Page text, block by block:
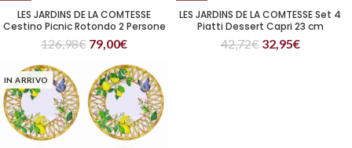
LES JARDINS DE LA COMTESSE
Cestino Picnic Rotondo 2 Persone
Tuileries
126,98€ 79,00€
LES JARDINS DE LA COMTESSE Set 4
Piatti Dessert Capri 23 cm
42,72€ 32,95€
IN ARRIVO